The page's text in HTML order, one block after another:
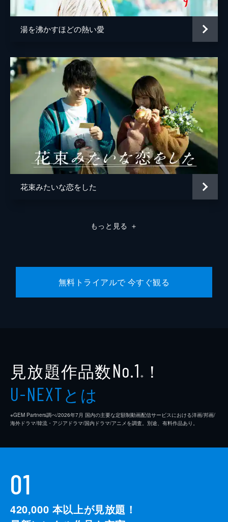
飯田雅裕
鈴木仁行
湯を沸かすほどの熱い愛
花束みたいな恋をした
もっと見る ＋
無料トライアルで 今すぐ観る
見放題作品数No.1 ※ ！
U-NEXTとは
※GEM Partners調べ/2026年7⽉ 国内の主要な定額制動画配信サービスにおける洋画/邦画/
海外ドラマ/韓流・アジアドラマ/国内ドラマ/アニメを調査。別途、有料作品あり。
01
420,000 本以上が見放題！